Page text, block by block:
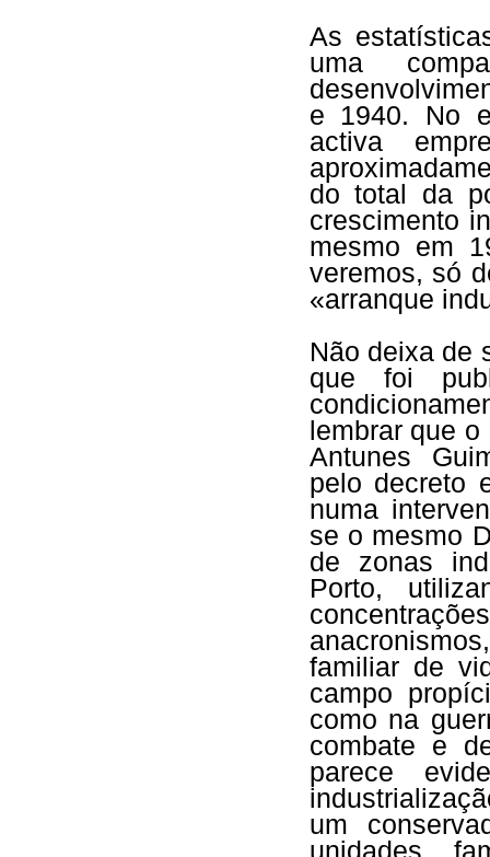
As
uma
e 1940. No
activa
do total da
crescimento
mesmo em
veremos, só
«arranque
Não deixa de
que foi
lembrar que
Antunes
pelo decreto
numa
se o mesmo
de zonas
Porto,
familiar de
campo
como na
combate e
parece
um
unidades